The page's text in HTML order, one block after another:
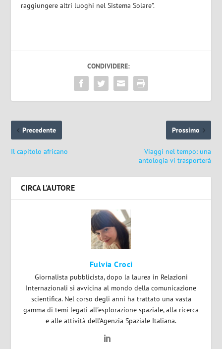
raggiungere altri luoghi nel Sistema Solare”.
CONDIVIDERE:
Precedente
Il capitolo africano
Prossimo
Viaggi nel tempo: una
antologia vi trasporterà
CIRCA L'AUTORE
Fulvia Croci
Giornalista pubblicista, dopo la laurea in Relazioni
Internazionali si avvicina al mondo della comunicazione
scientifica. Nel corso degli anni ha trattato una vasta
gamma di temi legati all'esplorazione spaziale, alla ricerca
e alle attività dell’Agenzia Spaziale Italiana.